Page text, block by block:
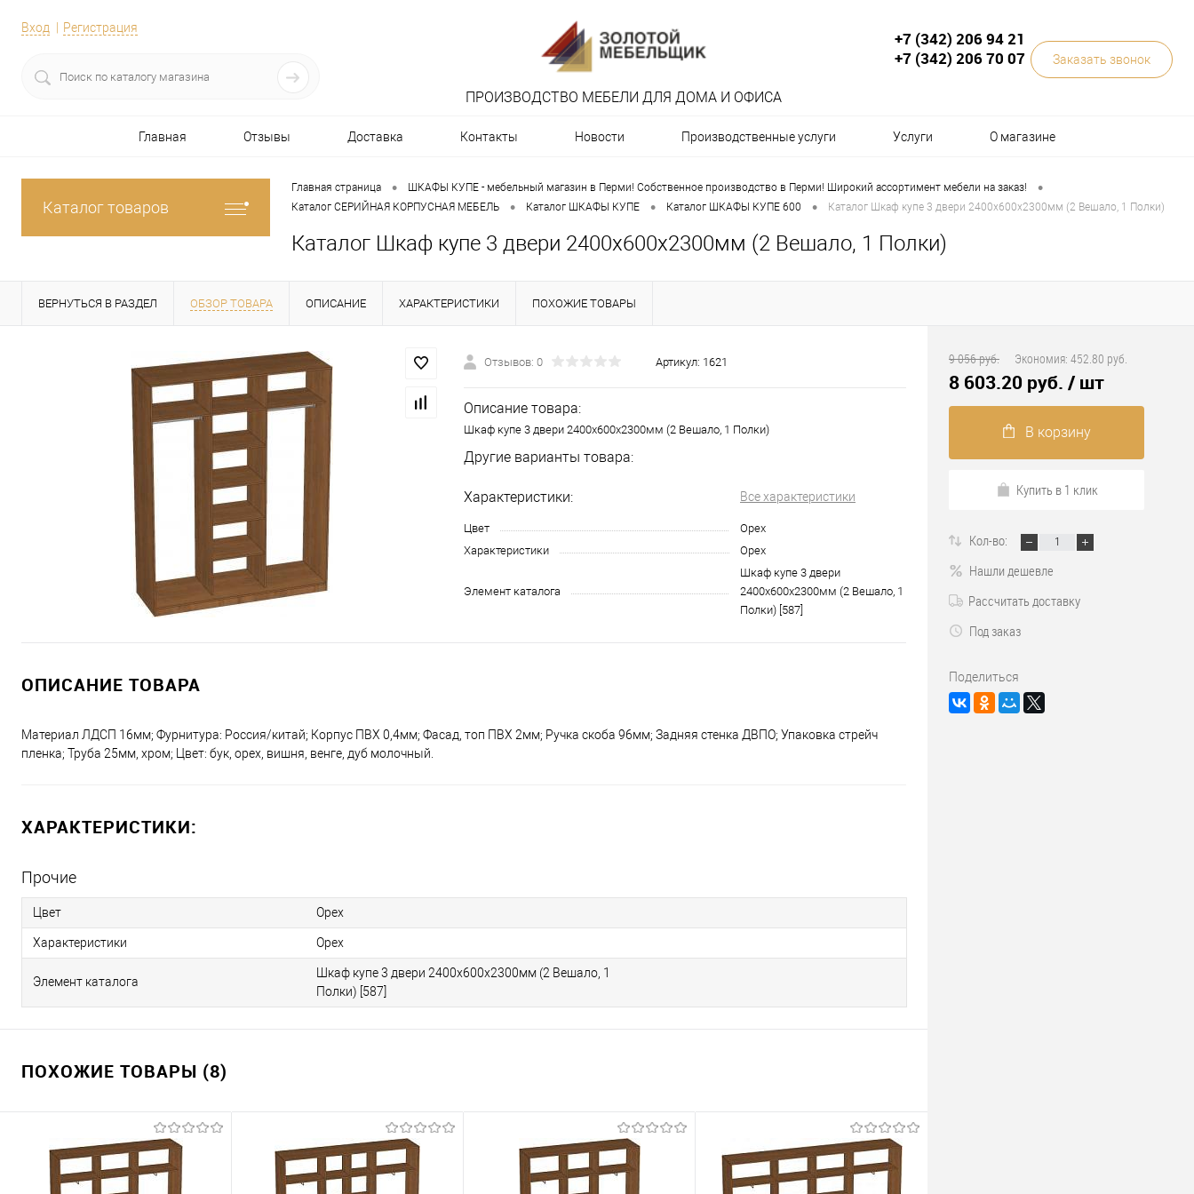
Вход Регистрация
+7 (342) 206 94 21
+7 (342) 206 70 07
Заказать звонок
ПРОИЗВОДСТВО МЕБЕЛИ ДЛЯ ДОМА И ОФИСА
Главная Отзывы Доставка Контакты Новости Производственные услуги Услуги О магазине
Каталог товаров
Главная страница • ШКАФЫ КУПЕ - мебельный магазин в Перми! Собственное производство в Перми! Широкий ассортимент мебели на заказ! •
Каталог СЕРИЙНАЯ КОРПУСНАЯ МЕБЕЛЬ • Каталог ШКАФЫ КУПЕ • Каталог ШКАФЫ КУПЕ 600 • Каталог Шкаф купе 3 двери 2400х600х2300мм (2 Вешало, 1 Полки)
Каталог Шкаф купе 3 двери 2400х600х2300мм (2 Вешало, 1 Полки)
ВЕРНУТЬСЯ В РАЗДЕЛ ОБЗОР ТОВАРА ОПИСАНИЕ ХАРАКТЕРИСТИКИ ПОХОЖИЕ ТОВАРЫ
Отзывов: 0 Артикул: 1621
Описание товара:
Шкаф купе 3 двери 2400х600х2300мм (2 Вешало, 1 Полки)
Другие варианты товара:
Характеристики: Все характеристики
Цвет
Орех
Характеристики
Орех
Элемент каталога
Шкаф купе 3 двери
2400х600х2300мм (2 Вешало, 1
Полки) [587]
ОПИСАНИЕ ТОВАРА
Материал ЛДСП 16мм; Фурнитура: Россия/китай; Корпус ПВХ 0,4мм; Фасад, топ ПВХ 2мм; Ручка скоба 96мм; Задняя стенка ДВПО; Упаковка стрейч
пленка; Труба 25мм, хром; Цвет: бук, орех, вишня, венге, дуб молочный.
ХАРАКТЕРИСТИКИ:
Прочие
Цвет Орех
Характеристики Орех
Элемент каталога
Шкаф купе 3 двери 2400х600х2300мм (2 Вешало, 1
Полки) [587]
ПОХОЖИЕ ТОВАРЫ (8)
9 056 руб. Экономия: 452.80 руб.
8 603.20 руб. / шт
В корзину
Купить в 1 клик
Кол-во:
Нашли дешевле
Рассчитать доставку
Под заказ
Поделиться